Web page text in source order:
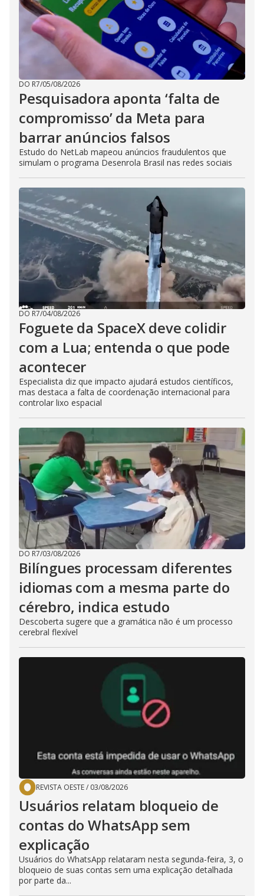
DO R7/05/08/2026
Pesquisadora aponta ‘falta de
compromisso’ da Meta para
barrar anúncios falsos
Estudo do NetLab mapeou anúncios fraudulentos que
simulam o programa Desenrola Brasil nas redes sociais
DO R7/04/08/2026
Foguete da SpaceX deve colidir
com a Lua; entenda o que pode
acontecer
Especialista diz que impacto ajudará estudos científicos,
mas destaca a falta de coordenação internacional para
controlar lixo espacial
DO R7/03/08/2026
Bilíngues processam diferentes
idiomas com a mesma parte do
cérebro, indica estudo
Descoberta sugere que a gramática não é um processo
cerebral flexível
REVISTA OESTE/ 03/08/2026
Usuários relatam bloqueio de
contas do WhatsApp sem
explicação
Usuários do WhatsApp relataram nesta segunda-feira, 3, o
bloqueio de suas contas sem uma explicação detalhada
por parte da...